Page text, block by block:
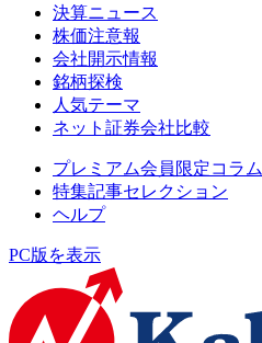
決算ニュース
株価注意報
会社開示情報
銘柄探検
人気テーマ
ネット証券会社比較
プレミアム会員限定コラム
特集記事セレクション
ヘルプ
PC版を表示